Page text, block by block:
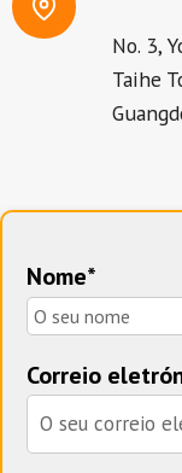
No. 3,
Taihe
Nome*
Correio